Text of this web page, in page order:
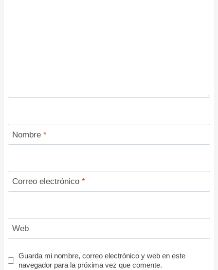
Nombre *
Correo electrónico *
Web
Guarda mi nombre, correo electrónico y web en este
navegador para la próxima vez que comente.